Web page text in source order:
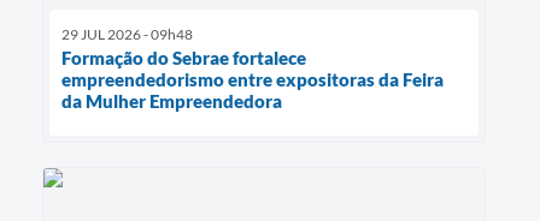
29 JUL 2026 - 09h48
Formação do Sebrae fortalece
empreendedorismo entre expositoras da Feira
da Mulher Empreendedora